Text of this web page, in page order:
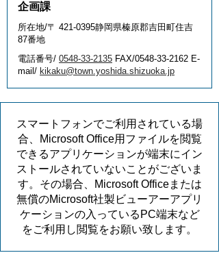
企画課
所在地/〒 421-0395静岡県榛原郡吉田町住吉
87番地
電話番号/ 0548-33-2135 FAX/0548-33-2162 E-
mail/ kikaku@town.yoshida.shizuoka.jp
スマートフォンでご利用されている場
合、Microsoft Office用ファイルを閲覧
できるアプリケーションが端末にイン
ストールされていないことがございま
す。その場合、Microsoft Officeまたは
無償のMicrosoft社製ビューアーアプリ
ケーションの入っているPC端末など
をご利用し閲覧をお願い致します。